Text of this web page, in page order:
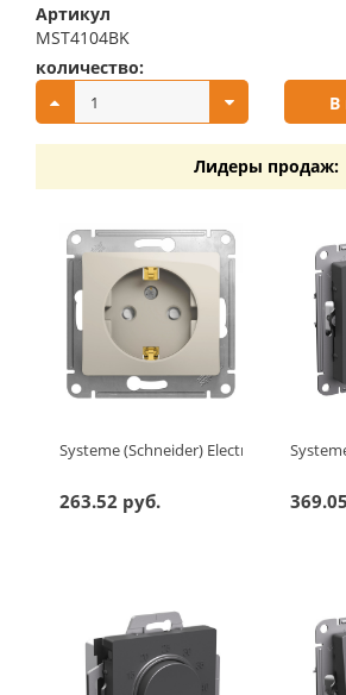
Артикул
MST4104BK
количество:
В
Лидеры продаж:
Systeme (Schneider) Electric
263.52 руб.